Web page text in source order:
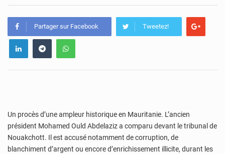
Partager sur Facebook Tweetez!
Un procès d’une ampleur historique en Mauritanie. L’ancien
président Mohamed Ould Abdelaziz a comparu devant le tribunal de
Nouakchott. Il est accusé notamment de corruption, de
blanchiment d’argent ou encore d’enrichissement illicite, durant les